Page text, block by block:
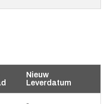
Nieuw
Leverdatum